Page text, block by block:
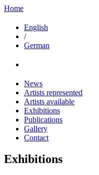
Home
English
/
German
News
Artists represented
Artists available
Exhibitions
Publications
Gallery
Contact
Exhibitions